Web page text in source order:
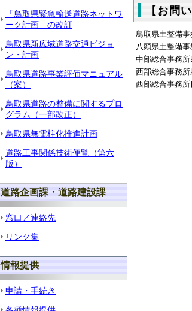
「鳥取県緊急輸送道路ネットワ
ーク計画」の改訂
鳥取県新広域道路交通ビジョ
ン・計画
鳥取県道路事業評価マニュアル
（案）
鳥取県道路の整備に関するプロ
グラム（一部改正）
鳥取県無電柱化推進計画
道路工事関係技術便覧（第六
版）
道路企画課・道路建設課
窓口／連絡先
リンク集
情報提供
申請・手続き
【お問
鳥取県土整備
八頭県土整備
中部総合事務
西部総合事務
西部総合事務